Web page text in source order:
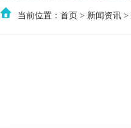
当前位置： 首页 > 新闻资讯 >